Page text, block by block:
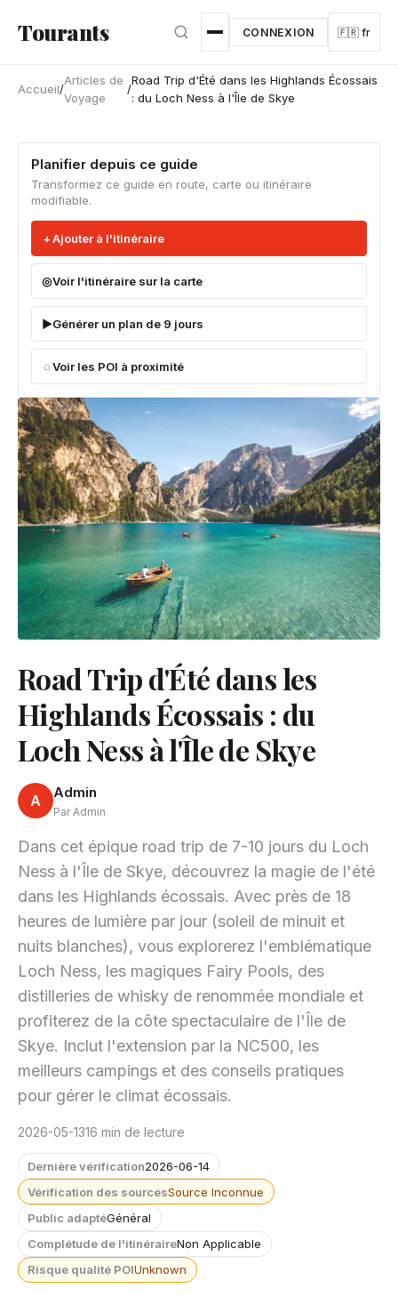
Tourants CONNEXION 🇫🇷 fr
Accueil/
Articles de
Voyage
/
Road Trip d'Été dans les Highlands Écossais
: du Loch Ness à l'Île de Skye
Planifier depuis ce guide
Transformez ce guide en route, carte ou itinéraire
modifiable.
Ajouter à l'itinéraire
Voir l'itinéraire sur la carte
Générer un plan de 9 jours
Voir les POI à proximité
Road Trip d'Été dans les
Highlands Écossais : du
Loch Ness à l'Île de Skye
A Admin
Par Admin
Dans cet épique road trip de 7-10 jours du Loch
Ness à l'Île de Skye, découvrez la magie de l'été
dans les Highlands écossais. Avec près de 18
heures de lumière par jour (soleil de minuit et
nuits blanches), vous explorerez l'emblématique
Loch Ness, les magiques Fairy Pools, des
distilleries de whisky de renommée mondiale et
profiterez de la côte spectaculaire de l'Île de
Skye. Inclut l'extension par la NC500, les
meilleurs campings et des conseils pratiques
pour gérer le climat écossais.
2026-05-1316 min de lecture
Dernière vérification2026-06-14
Vérification des sourcesSource Inconnue
Public adaptéGénéral
Complétude de l'itinéraireNon Applicable
Risque qualité POIUnknown